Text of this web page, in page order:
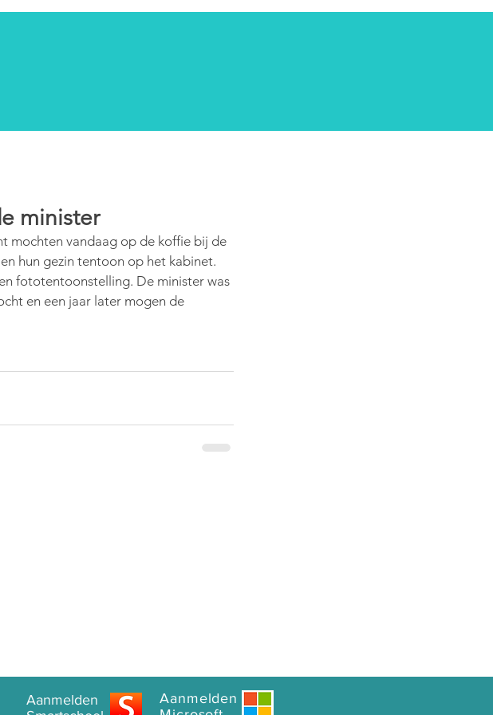
minister
mochten vandaag op de koffie bij de
hun gezin tentoon op het kabinet.
fototentoonstelling. De minister was
en een jaar later mogen de
Aanmelden
Aanmelden